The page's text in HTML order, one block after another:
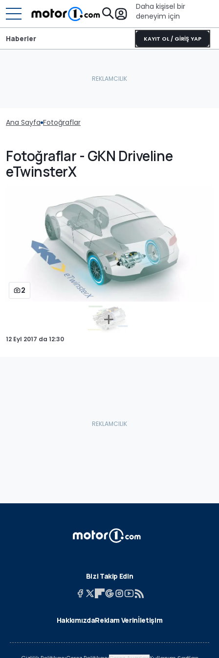
Daha kişisel bir
deneyim için
KAYIT OL / GİRİŞ YAP
Haberler
Ana Sayfa Fotoğraflar
Fotoğraflar - GKN Driveline
eTwinsterX
2
12 Eyl 2017 da 12:30
Bizi Takip Edin
HakkımızdaReklam Verinİletişim